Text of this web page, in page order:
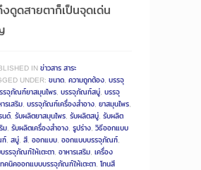
งดูดสายตาก็เป็นจุดเด่น
INข่าวสาร สาระ
UNDER: ขนาด, ความถูกต้อง, บรรจุ
รจุภัณฑ์ยาสมุนไพร, บรรจุภัณฑ์สบู่, บรรจุ
รเสริม, บรรจุภัณฑ์เครื่องสำอาง, ยาสมุนไพร,
นด์, รับผลิตยาสมุนไพร, รับผลิตสบู่, รับผลิต
ม, รับผลิตเครื่องสำอาง, รูปร่าง, วิธีออกแบบ
ฑ์, สบู่, สี, ออกแบบ, ออกแบบบรรจุภัณฑ์,
รรจุภัณฑ์ให้เตะตา, อาหารเสริม, เครื่อง
ทคนิคออกแบบบรรจุภัณฑ์ให้เตะตา, โทนสี